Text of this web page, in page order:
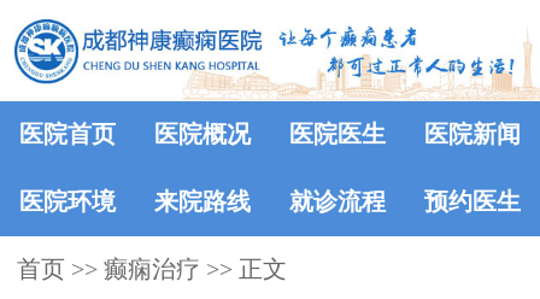
医院首页 医院概况 医院医生 医院新闻
医院环境 来院路线 就诊流程 预约医生
首页 >> 癫痫治疗 >> 正文